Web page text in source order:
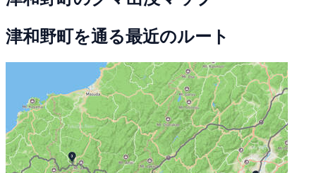
津和野町を通る最近のルート